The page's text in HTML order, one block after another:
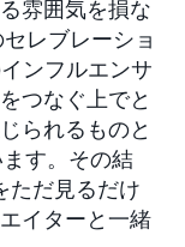
雰囲気を損な
レブレーショ
ンフルエンサ
つなぐ上でと
られるものと
す。その結
ただ見るだけ
イターと一緒